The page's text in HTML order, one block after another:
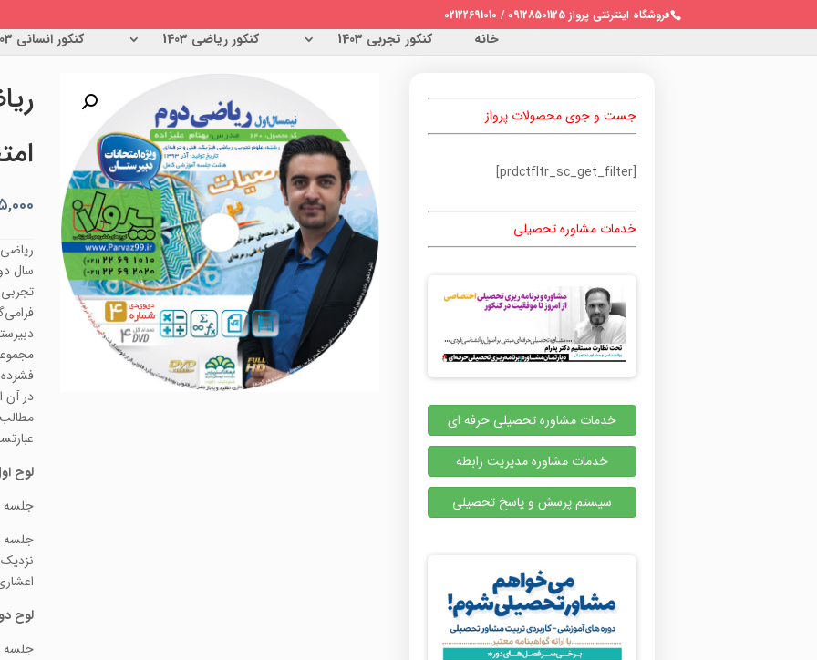
فروشگاه اینترنتی پرواز 09128501125 / 02122691010
خانه کنکور تجربی 1403 کنکور ریاضی 1403 کنکور انسانی 1403
سال
در آن
لوح
جلسه ۱: الگو و دنباله ( تعریف دنباله . دنباله حسابی)
لوح
جلسه ۳: تابع
جست و جوی محصولات پرواز
[prdctfltr_sc_get_filter]
خدمات مشاوره تحصیلی
خدمات مشاوره تحصیلی حرفه ای
خدمات مشاوره مدیریت رابطه
سیستم پرسش و پاسخ تحصیلی